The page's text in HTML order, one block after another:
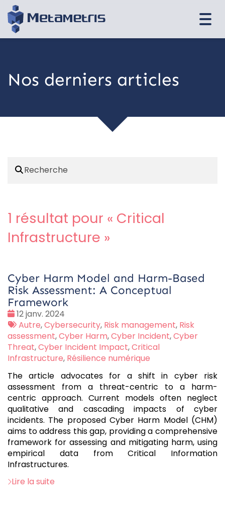
Nos derniers articles
1 résultat pour « Critical
Infrastructure »
Cyber Harm Model and Harm-Based
Risk Assessment: A Conceptual
Framework
Date
:
12 janv. 2024
Tags
:
Autre,Cybersecurity, Risk management, Risk
assessment,Cyber Harm,Cyber Incident,Cyber
Threat,Cyber Incident Impact,Critical
Infrastructure, Résilience numérique
The article advocates for a shift in cyber risk
assessment from a threat-centric to a harm-
centric approach. Current models often neglect
qualitative and cascading impacts of cyber
incidents. The proposed Cyber Harm Model (CHM)
aims to address this gap, providing a comprehensive
framework for assessing and mitigating harm, using
empirical data from Critical Information
Infrastructures.
Lire la suite